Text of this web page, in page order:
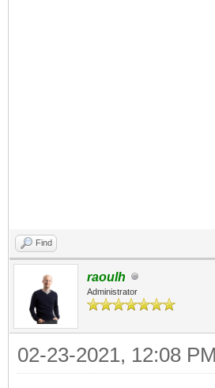
Find
raoulh
Administrator
02-23-2021, 12:08 PM